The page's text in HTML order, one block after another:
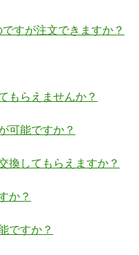
すが注文できますか？
もらえませんか？
可能ですか？
換してもらえますか？
か？
ですか？